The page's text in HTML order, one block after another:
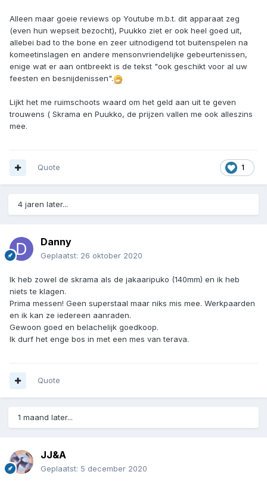
Alleen maar goeie reviews op Youtube m.b.t. dit apparaat zeg
(even hun wepseit bezocht), Puukko ziet er ook heel goed uit,
allebei bad to the bone en zeer uitnodigend tot buitenspelen na
komeetinslagen en andere mensonvriendelijke gebeurtenissen,
enige wat er aan ontbreekt is de tekst "ook geschikt voor al uw
feesten en besnijdenissen".
Lijkt het me ruimschoots waard om het geld aan uit te geven
trouwens ( Skrama en Puukko, de prijzen vallen me ook alleszins
mee.
1
Quote
4 jaren later...
Danny
Geplaatst: 26 oktober 2020
Ik heb zowel de skrama als de jakaaripuko (140mm) en ik heb
niets te klagen.
Prima messen! Geen superstaal maar niks mis mee. Werkpaarden
en ik kan ze iedereen aanraden.
Gewoon goed en belachelijk goedkoop.
Ik durf het enge bos in met een mes van terava.
Quote
1 maand later...
JJ&A
Geplaatst: 5 december 2020